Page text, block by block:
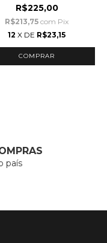
R$225,00
R$213,75 com Pix
12 X DE R$23,15
país